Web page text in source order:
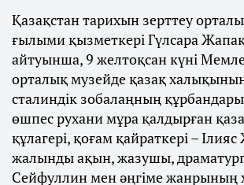
Қазақстан тарихын зерттеу
ғылыми қызметкері Гүлсара
айтуынша, 9 желтоқсан күні
орталық музейде қазақ
сталиндік зобалаңның
өшпес рухани мұра қалдырған
құлагері, қоғам қайраткері –
жалынды ақын, жазушы,
Сейфуллин мен әңгіме жанрының